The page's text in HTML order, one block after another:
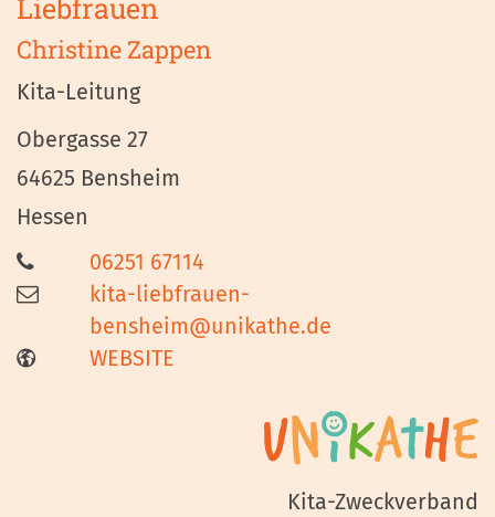
Christine Zappen
Kita-Leitung
Obergasse 27
64625 Bensheim
Hessen
06251 67114
kita-liebfrauen-
bensheim@unikathe.de
WEBSITE
Kita-Zweckverband